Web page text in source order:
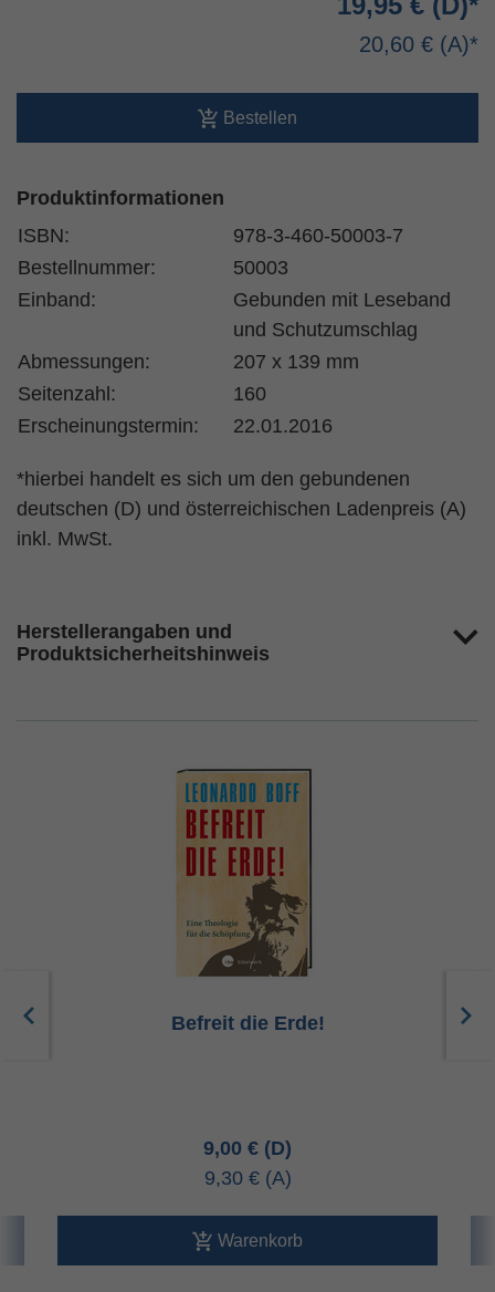
20,60 €
Bestellen
Produktinformationen
ISBN:
978-3-460-50003-7
Bestellnummer:
50003
Einband:
Gebunden mit Leseband
und Schutzumschlag
Abmessungen:
207 x 139 mm
Seitenzahl:
160
Erscheinungstermin:
22.01.2016
*hierbei handelt es sich um den gebundenen
deutschen (D) und österreichischen Ladenpreis (A)
inkl. MwSt.
Herstellerangaben und
Produktsicherheitshinweis
Befreit die Erde!
9,00 €
9,30 €
Warenkorb